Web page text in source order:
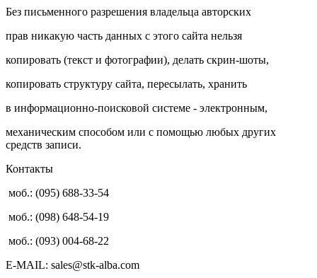
Без письменного разрешения владельца авторских
прав никакую часть данных с этого сайта нельзя
копировать (текст и фотографии), делать скрин-шоты,
копировать структуру сайта, пересылать, хранить
в информационно-поисковой системе - электронным,
механическим способом или с помощью любых других
средств записи.
Контакты
моб.: (095) 688-33-54
моб.: (098) 648-54-19
моб.: (093) 004-68-22
E-MAIL: sales@stk-alba.com